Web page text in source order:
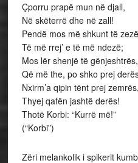
Çporru prapë mun në djall,
Në skëterrë dhe në zall!
Pendë mos më shkunt të zezë
Të më rrej’ e të më ndezë;
Mos lër shenjë të gënjeshtrës,
Që më the, po shko prej
Nxirm’a qipin tënt prej zemrës,
Thyej qafën jashtë derës!
Thotë Korbi: “Kurrë më!”
(“Korbi”)
Zëri melankolik i spikerit